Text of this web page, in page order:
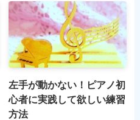
左手が動かない！ピアノ初
心者に実践して欲しい練習
方法